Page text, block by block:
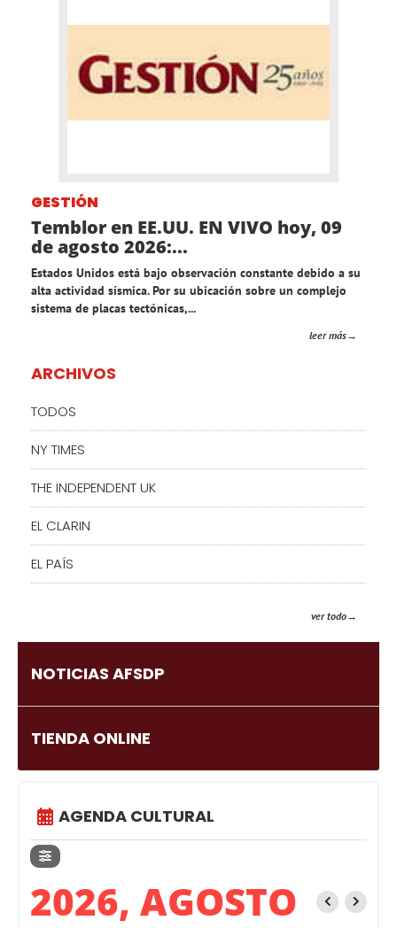
GESTIÓN
Temblor en EE.UU. EN VIVO hoy, 09
de agosto 2026:...
Estados Unidos está bajo observación constante debido a su
alta actividad sísmica. Por su ubicación sobre un complejo
sistema de placas tectónicas,...
leer más
ARCHIVOS
TODOS
NY TIMES
THE INDEPENDENT UK
EL CLARIN
EL PAÍS
ver todo
NOTICIAS AFSDP
TIENDA ONLINE
AGENDA CULTURAL
2026, AGOSTO